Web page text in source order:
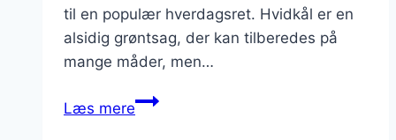
til en populær hverdagsret. Hvidkål er en
alsidig grøntsag, der kan tilberedes på
mange måder, men…
Læs mereStuvet